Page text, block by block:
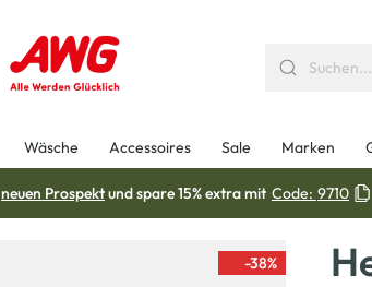
Wäsche Accessoires Sale Marken
neuen Prospektund spare 15% extra mit Code: 9710
-38%